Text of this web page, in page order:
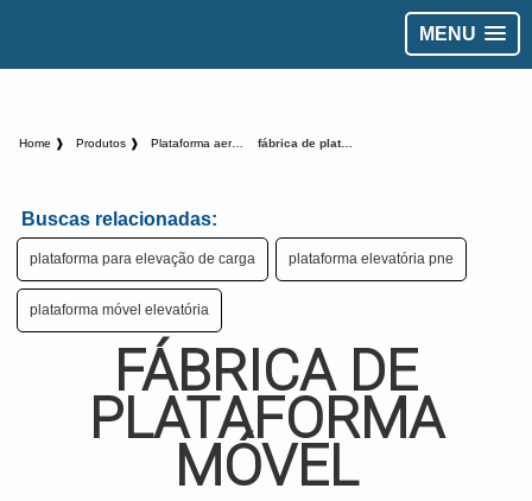
MENU
Home ❱ Produtos ❱ Plataforma aerea - Categoria ❱ fábrica de plataforma móvel
Buscas relacionadas:
plataforma para elevação de carga plataforma elevatória pne
plataforma móvel elevatória
FÁBRICA DE
PLATAFORMA
MÓVEL